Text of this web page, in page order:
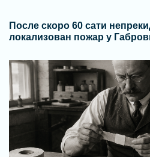
После скоро 60 сати
локализован пожар у